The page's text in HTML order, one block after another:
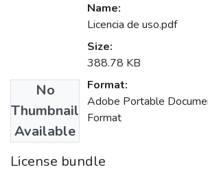
No
Thumbnail
Available
Name:
Licencia de uso.pdf
Size:
388.78 KB
Format:
Adobe Portable
Format
License bundle